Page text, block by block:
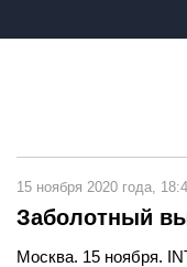
15 ноября 2020 года,
Заболотный
Москва. 15 ноября.